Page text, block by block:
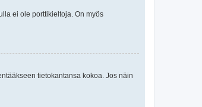
ei ole porttikieltoja. On myös
tietokantansa kokoa. Jos näin